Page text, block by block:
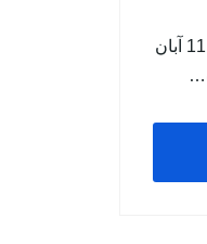
برگزاری: 8 لغایت 11 آبان